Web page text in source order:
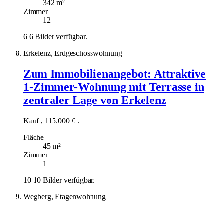
342 m²
Zimmer
12
6 6 Bilder verfügbar.
Erkelenz, Erdgeschosswohnung
Zum Immobilienangebot: Attraktive
1-Zimmer-Wohnung mit Terrasse in
zentraler Lage von Erkelenz
Kauf , 115.000 € .
Fläche
45 m²
Zimmer
1
10 10 Bilder verfügbar.
Wegberg, Etagenwohnung